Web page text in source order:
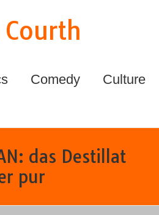
Comedy Culture
das Destillat
pur